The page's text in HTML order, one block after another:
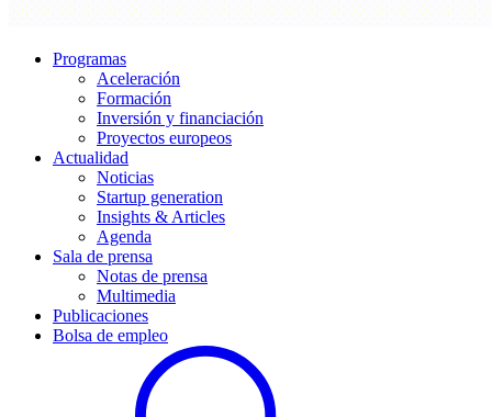
Programas
Aceleración
Formación
Inversión y financiación
Proyectos europeos
Actualidad
Noticias
Startup generation
Insights & Articles
Agenda
Sala de prensa
Notas de prensa
Multimedia
Publicaciones
Bolsa de empleo